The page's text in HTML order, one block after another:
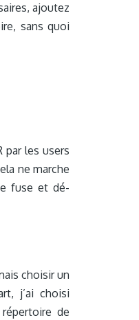
ajoutez
sans quoi
par les users
ne marche
fuse et dé-
choisir un
j’ai choisi
de